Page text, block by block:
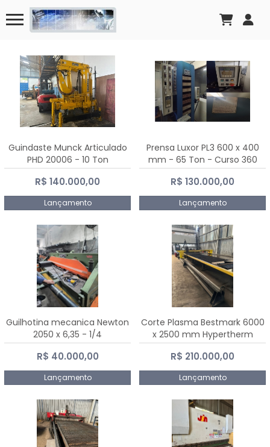
Guindaste Munck Articulado
PHD 20006 - 10 Ton
R$ 140.000,00
Lançamento
Prensa Luxor PL3 600 x 400
mm - 65 Ton - Curso 360
mm
R$ 130.000,00
Lançamento
Guilhotina mecanica Newton
2050 x 6,35 - 1/4
R$ 40.000,00
Lançamento
Corte Plasma Bestmark 6000
x 2500 mm Hypertherm
MaxPro 200
R$ 210.000,00
Lançamento